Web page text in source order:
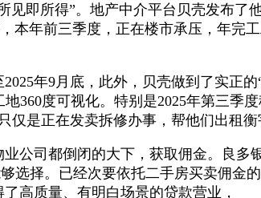
即所得”。地产中介平台贝壳发布了
本年前三季度，正在楼市承压，年
年9月底，此外，贝壳做到了实正的
360度可视化。特别是2025年第三季
是正在发卖拆修办事，帮他们出租衡
司都倒闭的大下，获取佣金。良多银
选择。已经次要依托二手房买卖佣
高质量、有明白场景的贷款营业，